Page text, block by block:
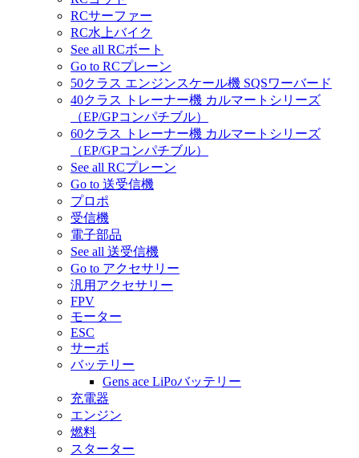
RCサーファー
RC水上バイク
See all RCボート
Go to RCプレーン
50クラス エンジンスケール機 SQSワーバード
40クラス トレーナー機 カルマートシリーズ
（EP/GPコンパチブル）
60クラス トレーナー機 カルマートシリーズ
（EP/GPコンパチブル）
See all RCプレーン
Go to 送受信機
プロポ
受信機
電子部品
See all 送受信機
Go to アクセサリー
汎用アクセサリー
FPV
モーター
ESC
サーボ
バッテリー
Gens ace LiPoバッテリー
充電器
エンジン
燃料
スターター